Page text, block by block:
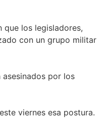
que los legisladores,
con un grupo militar
por los
viernes esa postura.